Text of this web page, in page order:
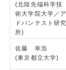
(北陸先端科学技
術大学院大学／ア
ドバンテスト研究
所)
佐藤 幸浩
(東京都立大学)